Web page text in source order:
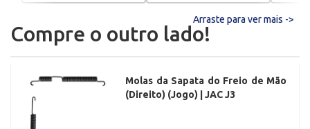
Arraste para ver mais ->
Compre o outro lado!
Molas da Sapata do Freio de Mão
(Direito) (Jogo) | JAC J3